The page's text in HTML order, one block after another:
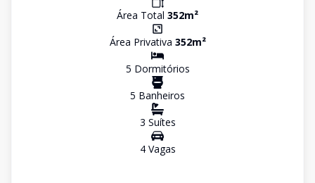
Área Total 352m²
Área Privativa 352m²
5 Dormitórios
5 Banheiros
3 Suítes
4Vagas